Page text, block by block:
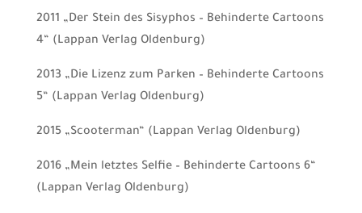
2011 „Der Stein des Sisyphos – Behinderte Cartoons
4“ (Lappan Verlag Oldenburg)
2013 „Die Lizenz zum Parken – Behinderte Cartoons
5“ (Lappan Verlag Oldenburg)
2015 „Scooterman“ (Lappan Verlag Oldenburg)
2016 „Mein letztes Selfie – Behinderte Cartoons 6“
(Lappan Verlag Oldenburg)